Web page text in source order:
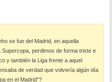
se fue del Madrid, en aquella
perdimos de forma triste e
y también la Liga frente a aquel
de verdad que volvería algún día
en el Madrid"?